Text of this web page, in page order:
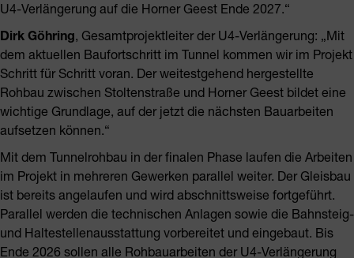
U4-Verlängerung auf die Horner Geest Ende 2027.“
Dirk Göhring, Gesamtprojektleiter der U4-Verlängerung: „Mit
dem aktuellen Baufortschritt im Tunnel kommen wir im Projekt
Schritt für Schritt voran. Der weitestgehend hergestellte
Rohbau zwischen Stoltenstraße und Horner Geest bildet eine
wichtige Grundlage, auf der jetzt die nächsten Bauarbeiten
aufsetzen können.“
Mit dem Tunnelrohbau in der finalen Phase laufen die Arbeiten
im Projekt in mehreren Gewerken parallel weiter. Der Gleisbau
ist bereits angelaufen und wird abschnittsweise fortgeführt.
Parallel werden die technischen Anlagen sowie die Bahnsteig-
und Haltestellenausstattung vorbereitet und eingebaut. Bis
Ende 2026 sollen alle Rohbauarbeiten der U4-Verlängerung